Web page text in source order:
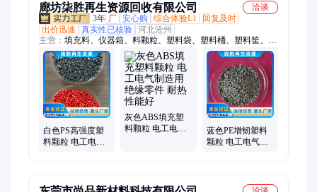
廊坊柒胜再生资源回收有限公司
洽谈
3年 厂 安心购 综合体验L1
回复及时
出价迅速
真实性已核验 河北沧州
主营： 填充料、仪器箱、料颗粒、塑料袋、塑料桶、塑料筐、塑
料颗、塑料盒、塑料配件、吸收剂、灰色abs、碳纤维、爽滑
剂、农机具、树脂瓦、无纺布、聚乙烯、排水管、制作灯罩、注
塑颗粒、抗静电剂、家具管材、电线电缆、环保颗粒、家用电源
白色PS高强度塑
料颗粒 电工电气
灰色ABS填充塑
料颗粒 电工电气
蓝色PE增韧塑料
颗粒 电工电气制